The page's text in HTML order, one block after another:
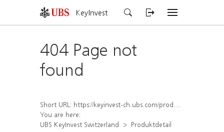
KeyInvest
404 Page not
found
Short URL: https://keyinvest-ch.ubs.com/produkt/detail/index/isin/CH1570507488
You are here:
UBS KeyInvest Switzerland
Produktdetail